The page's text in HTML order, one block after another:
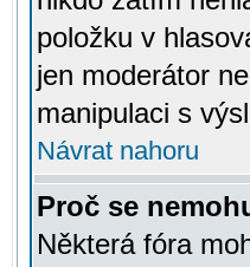
položku v
jen moderátor
manipulaci s
Návrat nahoru
Proč se
Některá fóra